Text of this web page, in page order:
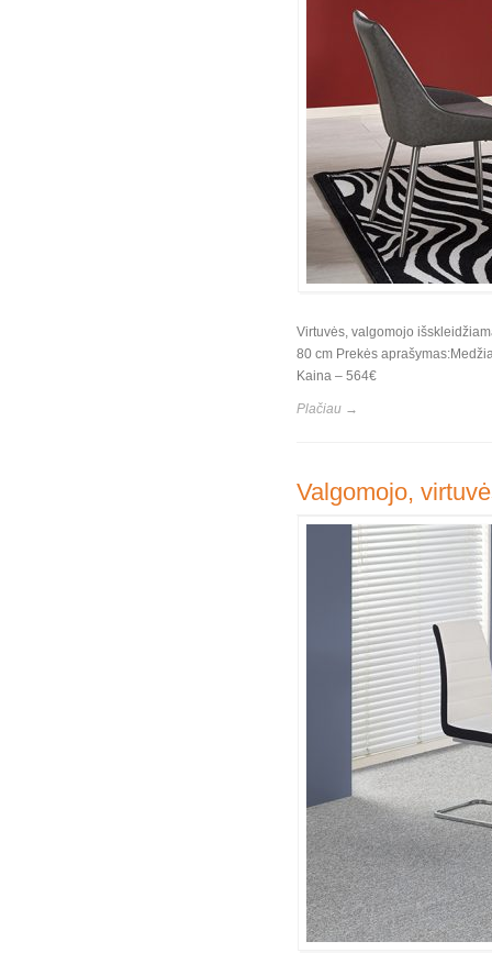
Virtuvės, valgomojo
80 cm Prekės
Kaina – 564€
Plačiau →
Valgomojo,